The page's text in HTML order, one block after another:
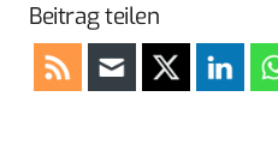
Beitrag teilen